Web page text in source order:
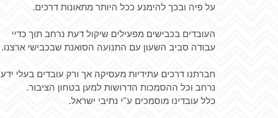
על פיה ובכך להימנע ככל היותר מתאונות דרכים.
העובדים בכבישים מפעילים שיקול דעת נרחב תוך כדיי
עבודה סביב השעון עם התנועה הסואנת שבכבישי ארצנו.
חברתנו דרכים עתידיות מעסיקה אך ורק עובדים בעלי ידע
נרחב וכל ההסמכות הדרושות למען בטחון הציבור.
כלל עובדינו מוסמכים ע''י נתיבי ישראל.